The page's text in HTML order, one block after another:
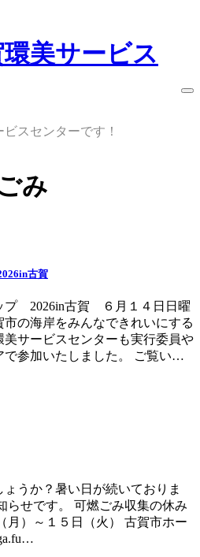
美サービス
スセンターです！
み
古賀
プ 2026in古賀 ６月１４日日曜
の海岸をみんなできれいにする
サービスセンターも実行委員や
で参加いたしました。 ご覧い…
うか？暑い日が続いておりま
らせです。 可燃ごみ収集の休み
月）～１５日（火） 古賀市ホー